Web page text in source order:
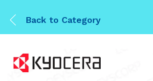
Back to Category